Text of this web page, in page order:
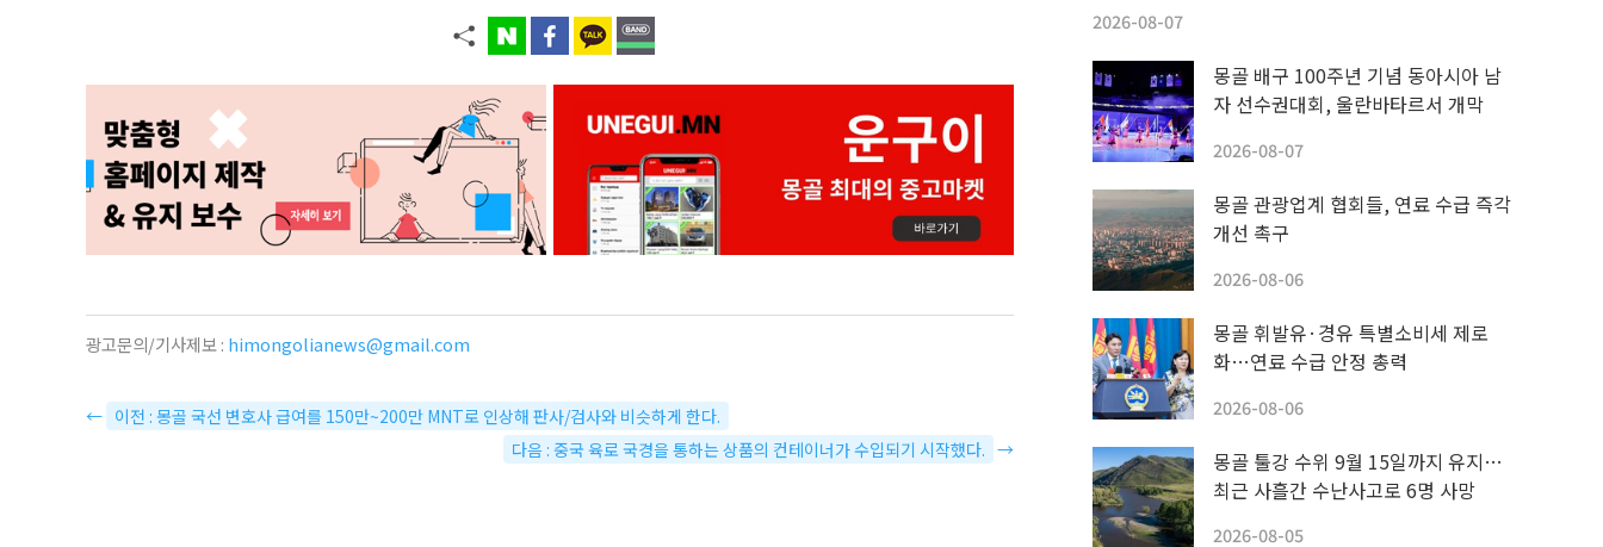
광고문의/기사제보 : himongolianews@gmail.com
← 이전 : 몽골 국선 변호사 급여를 150만~200만 MNT로 인상해 판사/검사와 비슷하게 한다.
다음 : 중국 육로 국경을 통하는 상품의 컨테이너가 수입되기 시작했다. →
2026-08-07
몽골 배구 100주년 기념 동아시아 남
자 선수권대회, 울란바타르서 개막
2026-08-07
몽골 관광업계 협회들, 연료 수급 즉각
개선 촉구
2026-08-06
몽골 휘발유·경유 특별소비세 제로
화…연료 수급 안정 총력
2026-08-06
몽골 툴강 수위 9월 15일까지 유지…
최근 사흘간 수난사고로 6명 사망
2026-08-05